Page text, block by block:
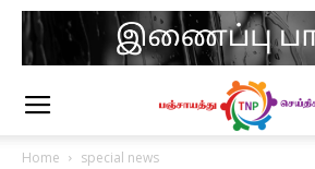
Home special news